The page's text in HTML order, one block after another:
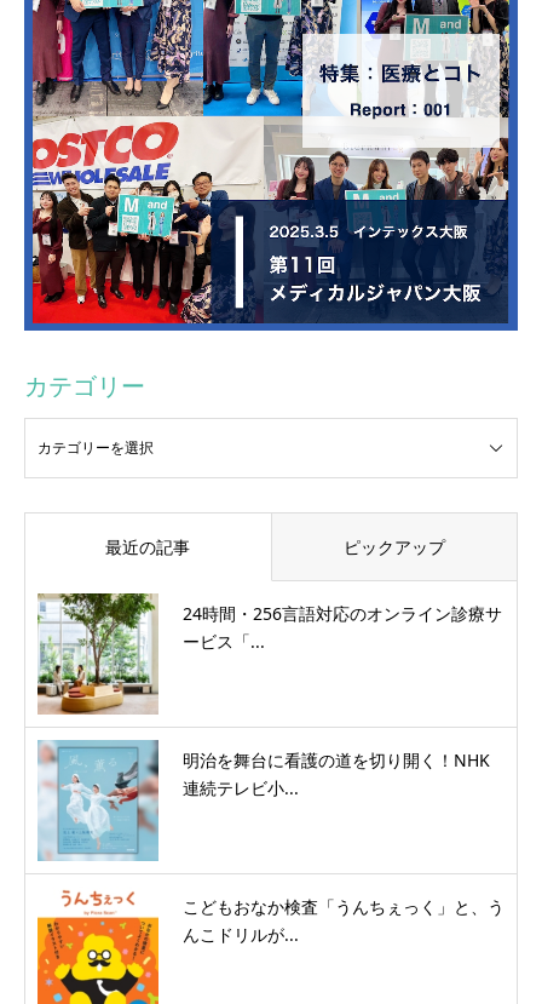
カテゴリー
最近の記事 ピックアップ
24時間・256言語対応のオンライン診療サ
ービス「...
明治を舞台に看護の道を切り開く！NHK
連続テレビ小...
こどもおなか検査「うんちぇっく」と、う
んこドリルが...